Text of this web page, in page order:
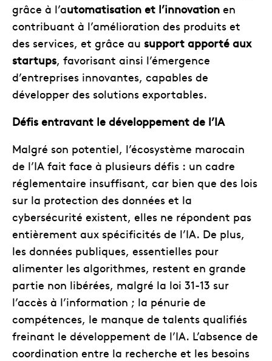
grâce à l’automatisation et l’innovation en
contribuant à l’amélioration des produits et
des services, et grâce au support apporté aux
startups, favorisant ainsi l’émergence
d’entreprises innovantes, capables de
développer des solutions exportables.
Défis entravant le développement de l’IA
Malgré son potentiel, l’écosystème marocain
de l’IA fait face à plusieurs défis : un cadre
réglementaire insuffisant, car bien que des lois
sur la protection des données et la
cybersécurité existent, elles ne répondent pas
entièrement aux spécificités de l’IA. De plus,
les données publiques, essentielles pour
alimenter les algorithmes, restent en grande
partie non libérées, malgré la loi 31-13 sur
l’accès à l’information ; la pénurie de
compétences, le manque de talents qualifiés
freinant le développement de l’IA. L’absence de
coordination entre la recherche et les besoins